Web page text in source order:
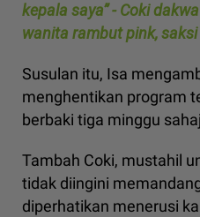
kepala saya” - Coki
wanita rambut pink,
Susulan itu, Isa
menghentikan program
berbaki tiga minggu
Tambah Coki, mustahil
tidak diingini
diperhatikan menerusi